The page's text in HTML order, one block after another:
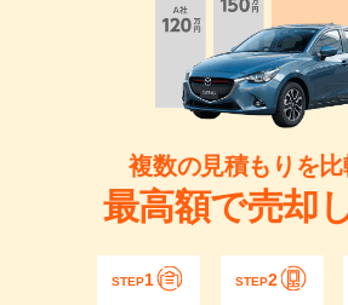
複数の見積もりを
最高額で売却
STEP1 STEP2